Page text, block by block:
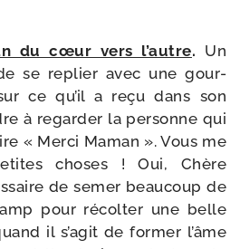
du cœur vers l’autre. Un
se replier avec une gour­
ce qu’il a reçu dans son
à regar­der la per­sonne qui
« Merci Maman ». Vous me
choses ! Oui, Chère
de semer beau­coup de
pour récol­ter une belle
il s’a­git de for­mer l’âme